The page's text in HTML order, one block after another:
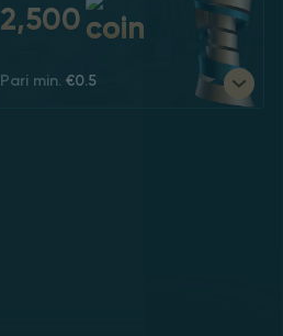
2,500
Pari min. €0.5